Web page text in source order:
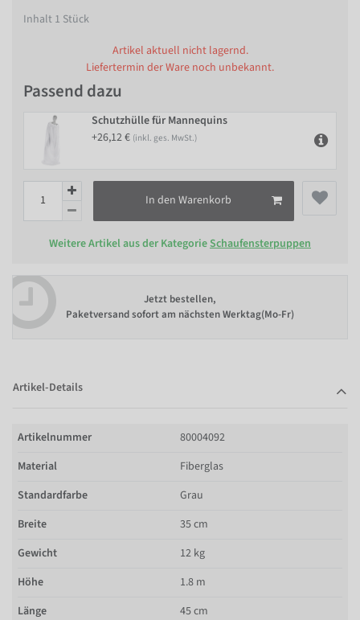
Inhalt 1 Stück
Artikel aktuell nicht lagernd.
Liefertermin der Ware noch unbekannt.
Passend dazu
Schutzhülle für Mannequins
+26,12 € (inkl. ges. MwSt.)
In den Warenkorb
Weitere Artikel aus der KategorieSchaufensterpuppen
Jetzt bestellen,
Paketversand sofort am nächsten Werktag(Mo-Fr)
Artikel-Details
Artikelnummer
80004092
Material
Fiberglas
Standardfarbe
Grau
Breite
35 cm
Gewicht
12 kg
Höhe
1.8 m
Länge
45 cm